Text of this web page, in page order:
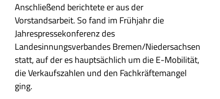
Anschließend berichtete er aus der
Vorstandsarbeit. So fand im Frühjahr die
Jahrespressekonferenz des
Landesinnungsverbandes Bremen/Niedersachsen
statt, auf der es hauptsächlich um die E-Mobilität,
die Verkaufszahlen und den Fachkräftemangel
ging.